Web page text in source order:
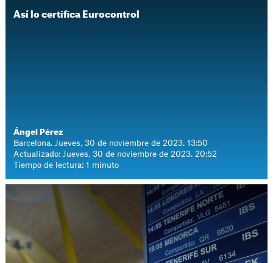
Así lo certifica Eurocontrol
Ángel Pérez
Barcelona. Jueves, 30 de noviembre de 2023. 13:50
Actualizado: Jueves, 30 de noviembre de 2023. 20:52
Tiempo de lectura: 1 minuto